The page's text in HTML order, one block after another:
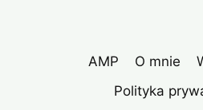
AMP O mnie
Polityka